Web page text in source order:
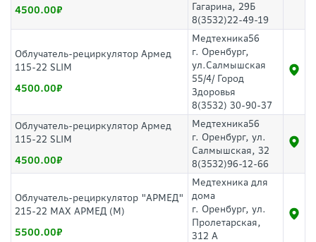
4500.00
Гагарина, 29Б
8(3532)22-49-19
Облучатель-рециркулятор Армед
115-22 SLIM
4500.00
Медтехника56
г. Оренбург,
ул.Салмышская
55/4/ Город
Здоровья
8(3532) 30-90-37
Облучатель-рециркулятор Армед
115-22 SLIM
4500.00
Медтехника56
г. Оренбург, ул.
Салмышская, 32
8(3532)96-12-66
Облучатель-рециркулятор "АРМЕД"
215-22 MAX АРМЕД (М)
5500.00
Медтехника для
дома
г. Оренбург, ул.
Пролетарская,
312 А